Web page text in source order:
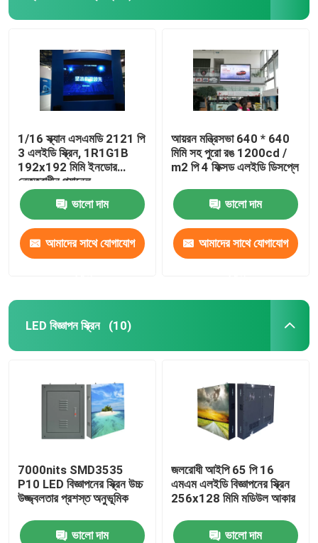
1/16 স্ক্যান এসএমডি 2121 পি
3 এলইডি স্ক্রিন, 1R1G1B
192x192 মিমি ইনডোর
নেতৃত্বাধীন প্যানেল
ভালো দাম
আমাদের সাথে যোগাযোগ
আয়রন মন্ত্রিসভা 640 * 640
মিমি সহ পুরো রঙ 1200cd /
m2 পি 4 ফিক্সড এলইডি ডিসপ্লে
ভালো দাম
আমাদের সাথে যোগাযোগ
LED বিজ্ঞাপন স্ক্রিন (10)
7000nits SMD3535
P10 LED বিজ্ঞাপনের স্ক্রিন উচ্চ
উজ্জ্বলতার প্রশস্ত অনুভূমিক
ভালো দাম
জলরোধী আইপি 65 পি 16
এমএম এলইডি বিজ্ঞাপনের স্ক্রিন
256x128 মিমি মডিউল আকার
ভালো দাম